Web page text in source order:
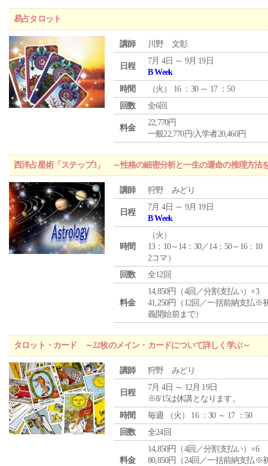
易占タロット
講師 川野 文彰
日程
7月 4日 ～ 9月 19日
B Week
時間
（火 ） 16 ：30 ～ 17 ：50
回数
全6回
料金
22,770円
一般22,770円/入学者20,460円
西洋占星術「ステップ3」 ～性格の細密分析と一生の運命の推理方法
講師 狩野 みどり
日程
7月 4日 ～ 9月 19日
B Week
時間
（火 ）
13：10～14：30／14：50～16：10
2コマ）
回数
全12回
料金
14,850円（4回／分割支払い）×3
41,250円（12回／一括前納支払※
義開始前まで）
タロット・カード ～22枚のメイン・カードについて詳しく学ぶ～
講師 狩野 みどり
日程
7月 4日 ～ 12月 19日
※8/15は休講となります。
時間
毎週 （火 ） 16 ：30 ～ 17 ：50
回数
全24回
料金
14,850円（4回／分割支払い）×6
80,850円（24回／一括前納支払※